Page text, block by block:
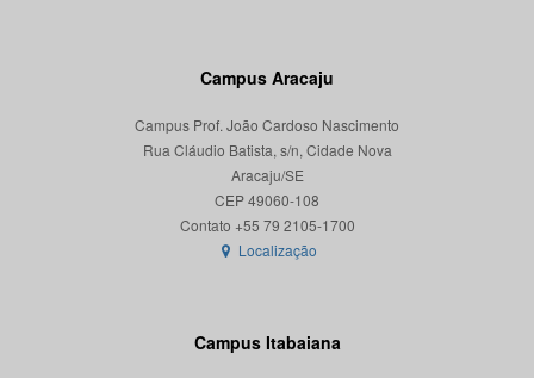
Campus Aracaju
Campus Prof. João Cardoso Nascimento
Rua Cláudio Batista, s/n, Cidade Nova
Aracaju/SE
CEP 49060-108
Localização
Campus Itabaiana